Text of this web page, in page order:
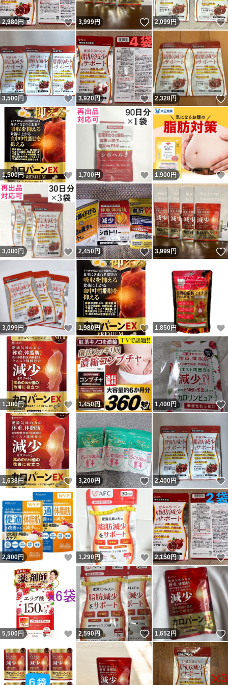
2,980円 いいね！
3,999円 いいね！
2,099円
3,500円 いいね！
3,920円 いいね！
2,328円
1,500円 いいね！
1,700円 いいね！
1,900円
3,080 円 いいね！
2,450円 いいね！
3,999円
3,099円 いいね！
1,980円 いいね！
1,850 円
1,380円 いいね！
1,450円 いいね！
1,400円
1,638円 いいね！
3,200円 いいね！
2,400円
2,800円 いいね！
1,290円 いいね！
2,150円
5,500円 いいね！
2,590円 いいね！
1,652円